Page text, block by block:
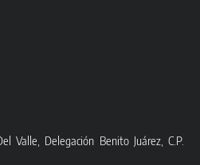
Valle, Delegación Benito Juárez, C.P.